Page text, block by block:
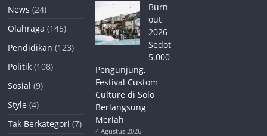
News (24)
Olahraga (145)
Pendidikan (123)
Politik (108)
Sosial (9)
Style (4)
Tak Berkategori (7)
Burn
out
2026
Sedot
5.000
Pengunjung,
Festival Custom
Culture di Solo
Berlangsung
Meriah
4 Agustus 2026